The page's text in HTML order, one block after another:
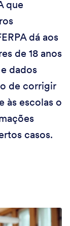
que
dá aos
de 18 anos
dados
de corrigir
às escolas o
casos.